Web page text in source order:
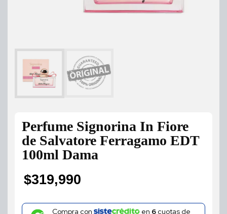
Perfume Signorina In Fiore
de Salvatore Ferragamo EDT
100ml Dama
$319,990
Compra con en 6cuotas de